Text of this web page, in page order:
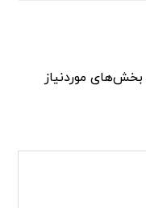
بخش‌های موردنیاز